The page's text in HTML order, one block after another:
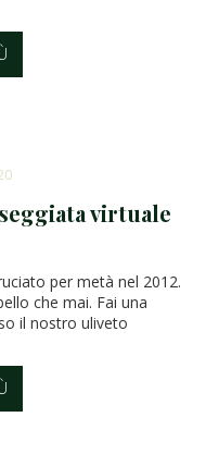
virtuale
per metà nel 2012.
che mai. Fai una
il nostro uliveto